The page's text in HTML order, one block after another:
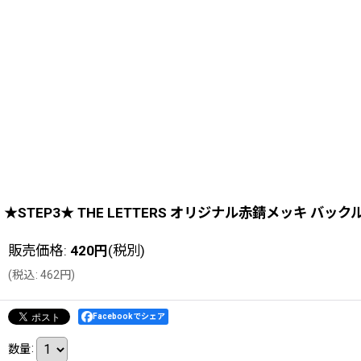
★STEP3★ THE LETTERS オリジナル赤錆メッキ バック
販売価格: 420円(税別)
(税込: 462円)
Facebookでシェア
数量: